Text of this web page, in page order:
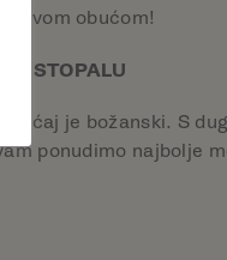
obućom!
STOPALU
je božanski. S
ponudimo najbolje